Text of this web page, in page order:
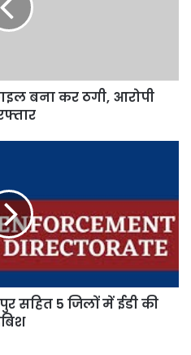
बना कर ठगी, आरोपी
सहित 5 जिलों में ईडी की